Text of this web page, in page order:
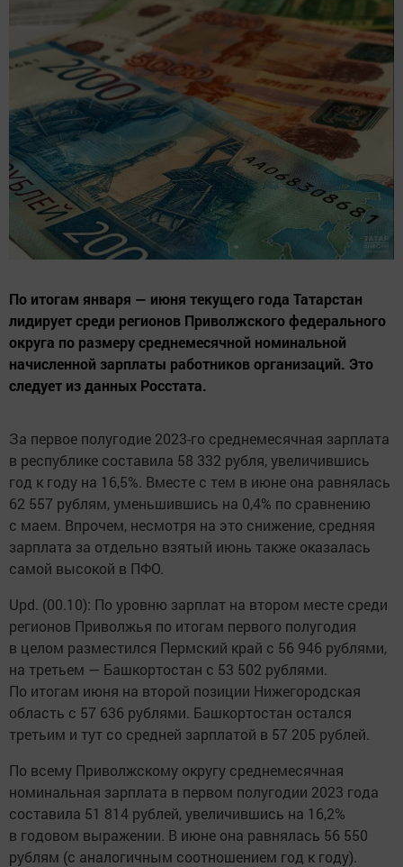
По итогам января — июня текущего года Татарстан
лидирует среди регионов Приволжского федерального
округа по размеру среднемесячной номинальной
начисленной зарплаты работников организаций. Это
следует из данных Росстата.
За первое полугодие 2023-го среднемесячная зарплата
в республике составила 58 332 рубля, увеличившись
год к году на 16,5%. Вместе с тем в июне она равнялась
62 557 рублям, уменьшившись на 0,4% по сравнению
с маем. Впрочем, несмотря на это снижение, средняя
зарплата за отдельно взятый июнь также оказалась
самой высокой в ПФО.
Upd. (00.10): По уровню зарплат на втором месте среди
регионов Приволжья по итогам первого полугодия
в целом разместился Пермский край с 56 946 рублями,
на третьем — Башкортостан с 53 502 рублями.
По итогам июня на второй позиции Нижегородская
область с 57 636 рублями. Башкортостан остался
третьим и тут со средней зарплатой в 57 205 рублей.
По всему Приволжскому округу среднемесячная
номинальная зарплата в первом полугодии 2023 года
составила 51 814 рублей, увеличившись на 16,2%
в годовом выражении. В июне она равнялась 56 550
рублям (с аналогичным соотношением год к году).